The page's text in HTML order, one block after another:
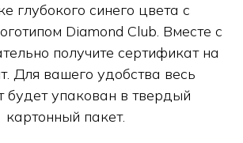
глубокого синего цвета с
Diamond Club. Вместе с
получите сертификат на
Для вашего удобства весь
будет упакован в твердый
картонный пакет.